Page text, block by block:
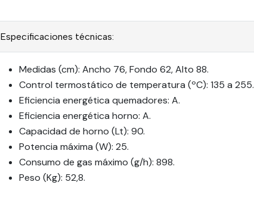
Especificaciones técnicas:
Medidas (cm): Ancho 76, Fondo 62, Alto 88.
Control termostático de temperatura (ºC): 135 a 255.
Eficiencia energética quemadores: A.
Eficiencia energética horno: A.
Capacidad de horno (Lt): 90.
Potencia máxima (W): 25.
Consumo de gas máximo (g/h): 898.
Peso (Kg): 52,8.